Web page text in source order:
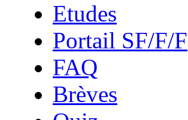
Etudes
Portail SF/F/F
FAQ
Brèves